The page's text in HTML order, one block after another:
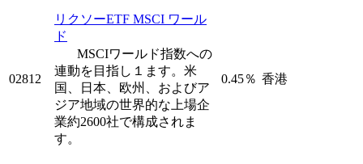
02812
リクソーETF MSCI ワール
ド
MSCIワールド指数への
連動を目指し１ます。米
国、日本、欧州、およびア
ジア地域の世界的な上場企
業約2600社で構成されま
す。
0.45％ 香港